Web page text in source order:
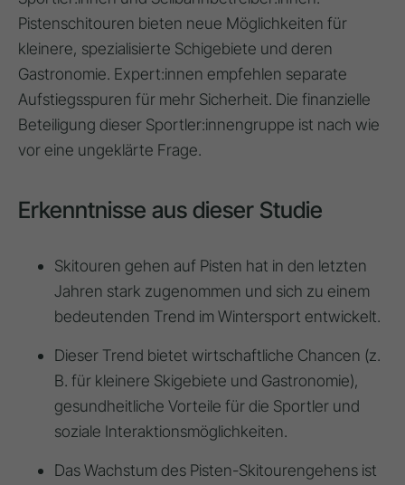
Pistenschitouren bieten neue Möglichkeiten für
kleinere, spezialisierte Schigebiete und deren
Gastronomie. Expert:innen empfehlen separate
Aufstiegsspuren für mehr Sicherheit. Die finanzielle
Beteiligung dieser Sportler:innengruppe ist nach wie
vor eine ungeklärte Frage.
Erkenntnisse aus dieser Studie
Skitouren gehen auf Pisten hat in den letzten
Jahren stark zugenommen und sich zu einem
bedeutenden Trend im Wintersport entwickelt.
Dieser Trend bietet wirtschaftliche Chancen (z.
B. für kleinere Skigebiete und Gastronomie),
gesundheitliche Vorteile für die Sportler und
soziale Interaktionsmöglichkeiten.
Das Wachstum des Pisten-Skitourengehens ist